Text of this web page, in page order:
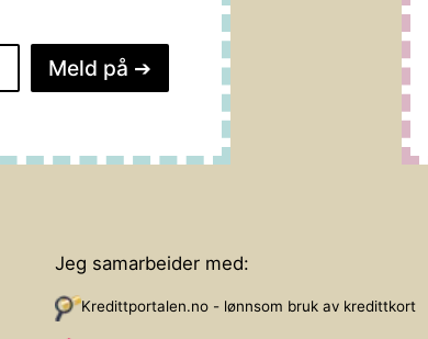
Meld på ➔
Jeg samarbeider med:
Kredittportalen.no - lønnsom bruk av kredittkort